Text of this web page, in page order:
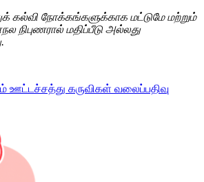
கல்வி நோக்கங்களுக்காக மட்டுமே மற்றும்
நிபுணரால் மதிப்பீடு அல்லது
ஊட்டச்சத்து கருவிகள் வலைப்பதிவு